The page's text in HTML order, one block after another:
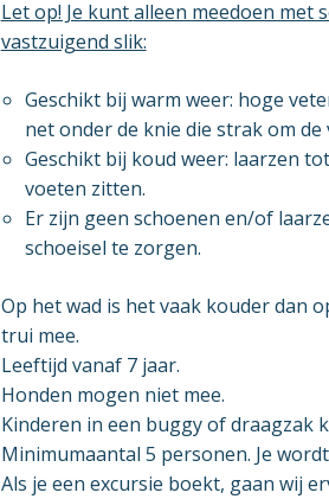
Let op! Je kunt alleen meedoen met
vastzuigend slik:
Geschikt bij warm weer: hoge
net onder de knie die strak om
Geschikt bij koud weer: laarzen
voeten zitten.
Er zijn geen schoenen en/of
schoeisel te zorgen.
Op het wad is het vaak kouder dan
trui mee.
Leeftijd vanaf 7 jaar.
Honden mogen niet mee.
Kinderen in een buggy of draagzak
Minimumaantal 5 personen. Je
Als je een excursie boekt, gaan wij